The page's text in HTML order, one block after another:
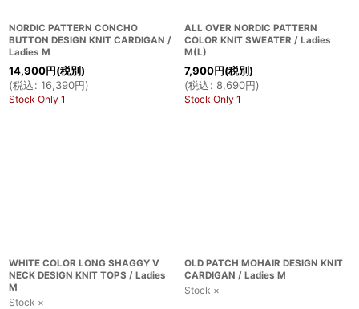
NORDIC PATTERN CONCHO
BUTTON DESIGN KNIT CARDIGAN /
Ladies M
14,900円(税別)
(税込: 16,390円)
Stock Only 1
ALL OVER NORDIC PATTERN
COLOR KNIT SWEATER / Ladies
M(L)
7,900円(税別)
(税込: 8,690円)
Stock Only 1
WHITE COLOR LONG SHAGGY V
NECK DESIGN KNIT TOPS / Ladies
M
Stock ×
OLD PATCH MOHAIR DESIGN KNIT
CARDIGAN / Ladies M
Stock ×